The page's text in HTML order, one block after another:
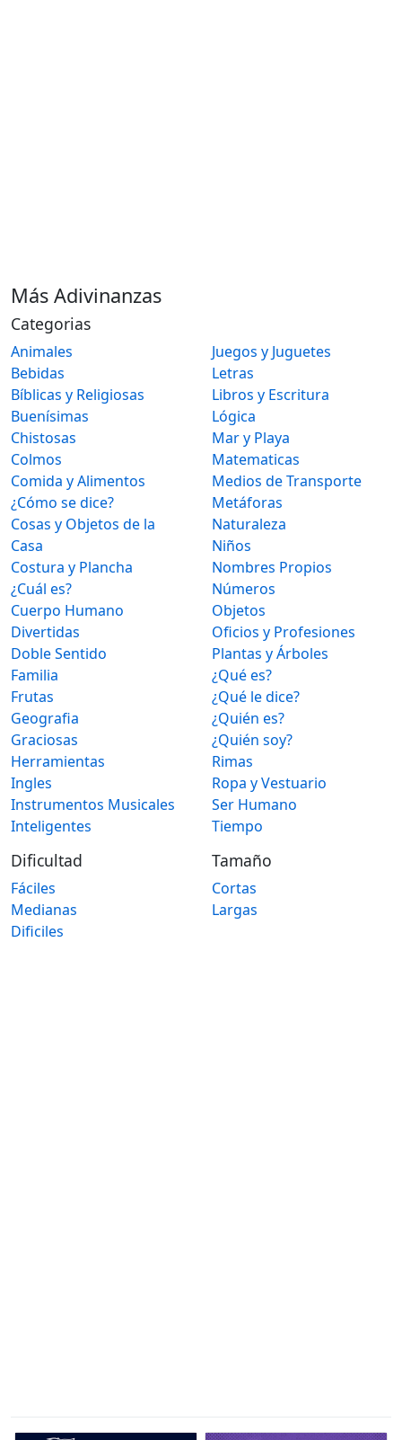
Más Adivinanzas
Categorias
Animales
Bebidas
Bíblicas y Religiosas
Buenísimas
Chistosas
Colmos
Comida y Alimentos
¿Cómo se dice?
Cosas y Objetos de la
Casa
Costura y Plancha
¿Cuál es?
Cuerpo Humano
Divertidas
Doble Sentido
Familia
Frutas
Geografia
Graciosas
Herramientas
Ingles
Instrumentos Musicales
Inteligentes
Juegos y Juguetes
Letras
Libros y Escritura
Lógica
Mar y Playa
Matematicas
Medios de Transporte
Metáforas
Naturaleza
Niños
Nombres Propios
Números
Objetos
Oficios y Profesiones
Plantas y Árboles
¿Qué es?
¿Qué le dice?
¿Quién es?
¿Quién soy?
Rimas
Ropa y Vestuario
Ser Humano
Tiempo
Dificultad
Fáciles
Medianas
Dificiles
Tamaño
Cortas
Largas